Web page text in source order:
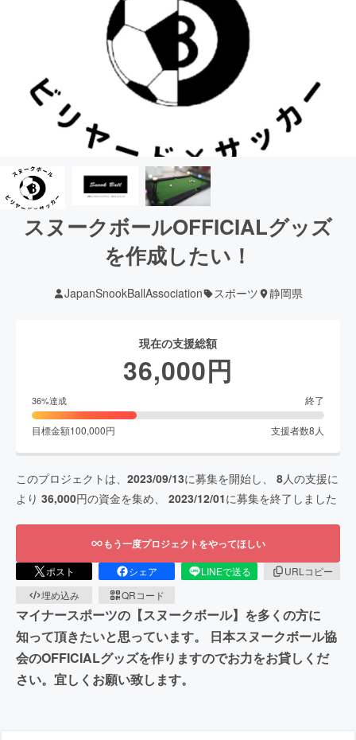
スヌークボールOFFICIALグッズ
を作成したい！
JapanSnookBallAssociation スポーツ 静岡県
現在の支援総額
36,000円
36%達成 終了
目標金額100,000円 支援者数8人
このプロジェクトは、 2023/09/13に募集を開始し、 8人の支援に
より 36,000円の資金を集め、 2023/12/01に募集を終了しました
もう一度プロジェクトをやってほしい
ポスト シェア LINEで送る
URLコピー
埋め込み
QRコード
マイナースポーツの【スヌークボール】を多くの方に
知って頂きたいと思っています。 日本スヌークボール協
会のOFFICIALグッズを作りますのでお力をお貸しくだ
さい。宜しくお願い致します。